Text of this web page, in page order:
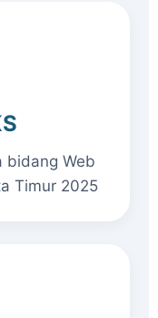
bidang Web
Timur 2025